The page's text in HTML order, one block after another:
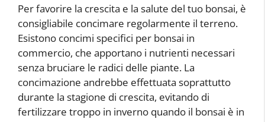
Per favorire la crescita e la salute del tuo bonsai, è
consigliabile concimare regolarmente il terreno.
Esistono concimi specifici per bonsai in
commercio, che apportano i nutrienti necessari
senza bruciare le radici delle piante. La
concimazione andrebbe effettuata soprattutto
durante la stagione di crescita, evitando di
fertilizzare troppo in inverno quando il bonsai è in